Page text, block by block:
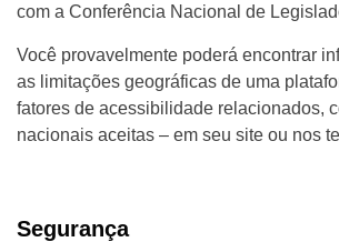
com a Conferência Nacional de
Você provavelmente poderá encontrar
as limitações geográficas de uma
fatores de acessibilidade relacionados,
nacionais aceitas – em seu site ou nos
Segurança